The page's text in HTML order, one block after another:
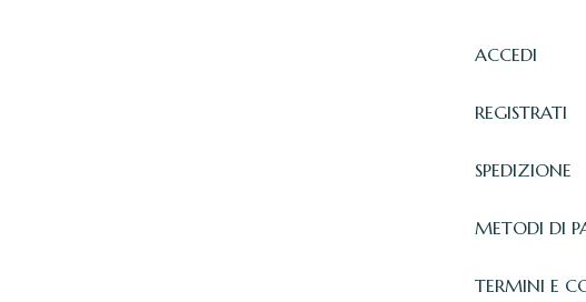
ACCEDI
REGISTRATI
SPEDIZIONE
METODI DI
TERMINI E